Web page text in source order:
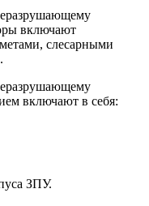
включают
слесарными
включают в себя:
ЗПУ.